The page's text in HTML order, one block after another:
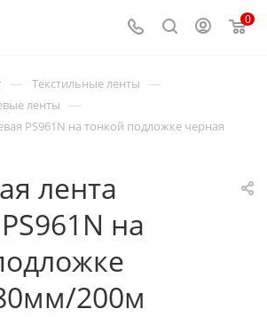
0
— Текстильные ленты —
ленты —
PS961N на тонкой подложке черная
лента
на
200м